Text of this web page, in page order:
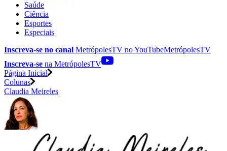
Saúde
Ciência
Esportes
Especiais
Inscreva-se no canal MetrópolesTV noYouTubeMetrópolesTV
Inscreva-se na MetrópolesTV
Página Inicial
Colunas
Claudia Meireles